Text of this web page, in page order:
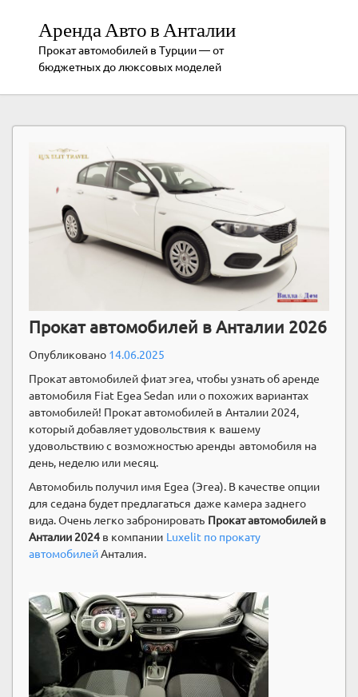
Аренда Авто в Анталии
Прокат автомобилей в Турции — от
бюджетных до люксовых моделей
Прокат автомобилей в Анталии 2026
Опубликовано 14.06.2025
Прокат автомобилей фиат эгеа, чтобы узнать об аренде
автомобиля Fiat Egea Sedan или о похожих вариантах
автомобилей! Прокат автомобилей в Анталии 2024,
который добавляет удовольствия к вашему
удовольствию с возможностью аренды автомобиля на
день, неделю или месяц.
Автомобиль получил имя Egea (Эгеа). В качестве опции
для седана будет предлагаться даже камера заднего
вида. Очень легко забронировать Прокат автомобилей в
Анталии 2024 в компании Luxelit по прокату
автомобилейАнталия.